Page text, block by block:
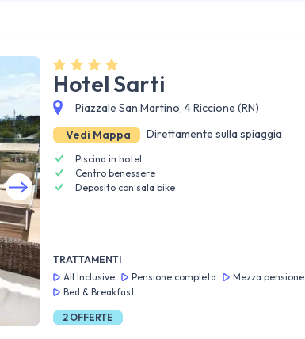
Hotel Sarti
Piazzale San.Martino, 4 Riccione (RN)
Vedi Mappa
Direttamente sulla spiaggia
Piscina in hotel
Centro benessere
Deposito con sala bike
TRATTAMENTI
All Inclusive
Pensione completa
Mezza pensione
Bed & Breakfast
2 OFFERTE